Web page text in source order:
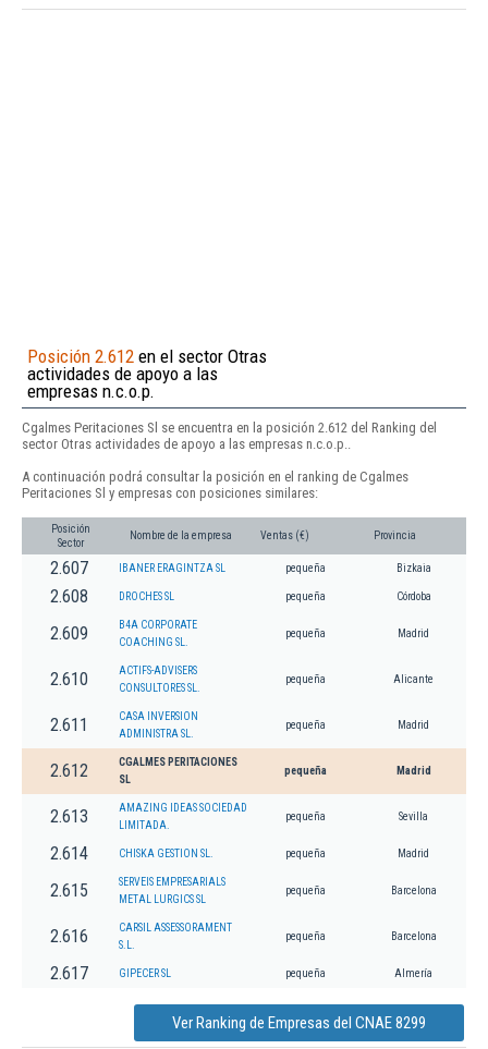
Posición 2.612 en el sector Otras
actividades de apoyo a las
empresas n.c.o.p.
Cgalmes Peritaciones Sl se encuentra en la posición 2.612 del Ranking del
sector Otras actividades de apoyo a las empresas n.c.o.p..
A continuación podrá consultar la posición en el ranking de Cgalmes
Peritaciones Sl y empresas con posiciones similares:
Posición
Sector
Nombre de la empresa Ventas (€) Provincia
2.607 IBANER ERAGINTZA SL pequeña Bizkaia
2.608 DROCHES SL pequeña Córdoba
2.609
B4A CORPORATE
COACHING SL.
pequeña Madrid
2.610
ACTIFS-ADVISERS
CONSULTORES SL.
pequeña Alicante
2.611
CASA INVERSION
ADMINISTRA SL.
pequeña Madrid
2.612
CGALMES PERITACIONES
SL
pequeña Madrid
2.613
AMAZING IDEAS SOCIEDAD
LIMITADA.
pequeña Sevilla
2.614 CHISKA GESTION SL. pequeña Madrid
2.615
SERVEIS EMPRESARIALS
METAL LURGICS SL
pequeña Barcelona
2.616
CARSIL ASSESSORAMENT
S.L.
pequeña Barcelona
2.617 GIPECER SL pequeña Almería
Ver Ranking de Empresas del CNAE 8299